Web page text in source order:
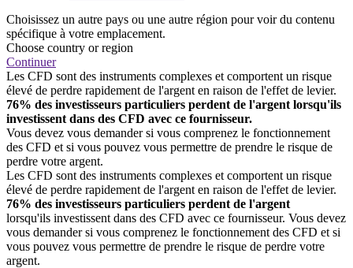
Choisissez un autre pays ou une autre région pour voir du contenu
spécifique à votre emplacement.
Choose country or region
Continuer
Les CFD sont des instruments complexes et comportent un risque
élevé de perdre rapidement de l'argent en raison de l'effet de levier.
76% des investisseurs particuliers perdent de l'argent lorsqu'ils
investissent dans des CFD avec ce fournisseur.
Vous devez vous demander si vous comprenez le fonctionnement
des CFD et si vous pouvez vous permettre de prendre le risque de
perdre votre argent.
Les CFD sont des instruments complexes et comportent un risque
élevé de perdre rapidement de l'argent en raison de l'effet de levier.
76% des investisseurs particuliers perdent de l'argent
lorsqu'ils investissent dans des CFD avec ce fournisseur. Vous devez
vous demander si vous comprenez le fonctionnement des CFD et si
vous pouvez vous permettre de prendre le risque de perdre votre
argent.